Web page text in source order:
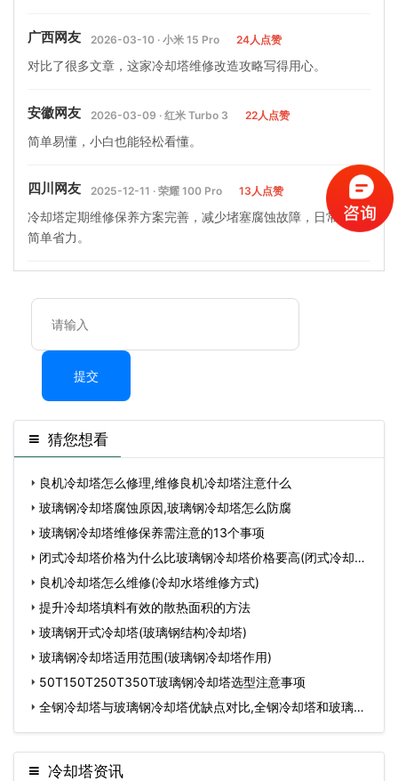
广西网友 2026-03-10 · 小米 15 Pro 24人点赞
对比了很多文章，这家冷却塔维修改造攻略写得用心。
安徽网友 2026-03-09 · 红米 Turbo 3 22人点赞
简单易懂，小白也能轻松看懂。
四川网友 2025-12-11 · 荣耀 100 Pro 13人点赞
冷却塔定期维修保养方案完善，减少堵塞腐蚀故障，日常运维
简单省力。
提交
猜您想看
良机冷却塔怎么修理,维修良机冷却塔注意什么
玻璃钢冷却塔腐蚀原因,玻璃钢冷却塔怎么防腐
玻璃钢冷却塔维修保养需注意的13个事项
闭式冷却塔价格为什么比玻璃钢冷却塔价格要高(闭式冷却塔
价 良机冷却塔怎么维修(冷却水塔维修方式)
提升冷却塔填料有效的散热面积的方法
玻璃钢开式冷却塔(玻璃钢结构冷却塔)
玻璃钢冷却塔适用范围(玻璃钢冷却塔作用)
50T150T250T350T玻璃钢冷却塔选型注意事项
全钢冷却塔与玻璃钢冷却塔优缺点对比,全钢冷却塔和玻璃钢
冷
冷却塔资讯